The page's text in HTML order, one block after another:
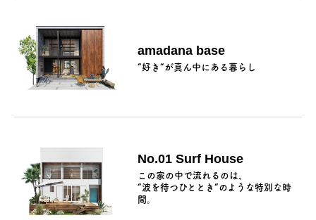
amadana base
“好き“が真ん中にある暮らし
No.01 Surf House
この家の中で流れるのは、
“波を待つひととき”のような特別な時
間。